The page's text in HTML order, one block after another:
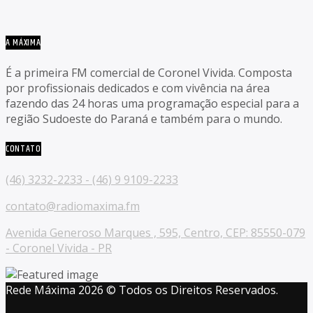
A MÁXIMA
É a primeira FM comercial de Coronel Vivida. Composta
por profissionais dedicados e com vivência na área
fazendo das 24 horas uma programação especial para a
região Sudoeste do Paraná e também para o mundo.
CONTATO
(46) 3232-2233 - (46) 9 9109-2233
contato@radiomaxima.fm
Avenida Generoso Marques , 595, Centro, CEP: 85550-079
- Coronel Vivida - PR
Rede Máxima 2026 © Todos os Direitos Reservados.